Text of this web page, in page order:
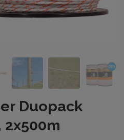
Duopack